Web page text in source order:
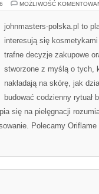
MOŻLIWOŚĆ
johnmasters-polska.pl to
interesują się
trafne decyzje zakupowe
stworzone z myślą o tych,
nakładają na skórę, jak
budować codzienny rytuał
się na pielęgnacji
Polecamy